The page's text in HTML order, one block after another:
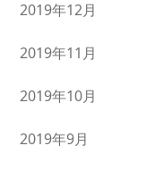
2019年12月
2019年11月
2019年10月
2019年9月